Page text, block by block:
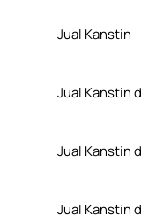
Jual Kanstin
Jual Kanstin
Jual Kanstin
Jual Kanstin